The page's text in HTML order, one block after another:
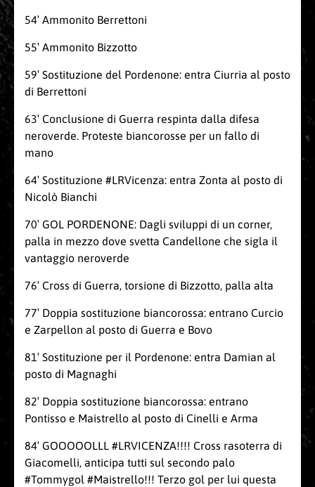
54′ Ammonito Berrettoni
55′ Ammonito Bizzotto
59′ Sostituzione del Pordenone: entra Ciurria al posto
di Berrettoni
63′ Conclusione di Guerra respinta dalla difesa
neroverde. Proteste biancorosse per un fallo di
mano
64′ Sostituzione #LRVicenza: entra Zonta al posto di
Nicolò Bianchi
70′ GOL PORDENONE: Dagli sviluppi di un corner,
palla in mezzo dove svetta Candellone che sigla il
vantaggio neroverde
76′ Cross di Guerra, torsione di Bizzotto, palla alta
77′ Doppia sostituzione biancorossa: entrano Curcio
e Zarpellon al posto di Guerra e Bovo
81′ Sostituzione per il Pordenone: entra Damian al
posto di Magnaghi
82′ Doppia sostituzione biancorossa: entrano
Pontisso e Maistrello al posto di Cinelli e Arma
84′ GOOOOOLLL #LRVICENZA!!!! Cross rasoterra di
Giacomelli, anticipa tutti sul secondo palo
#Tommygol #Maistrello!!! Terzo gol per lui questa